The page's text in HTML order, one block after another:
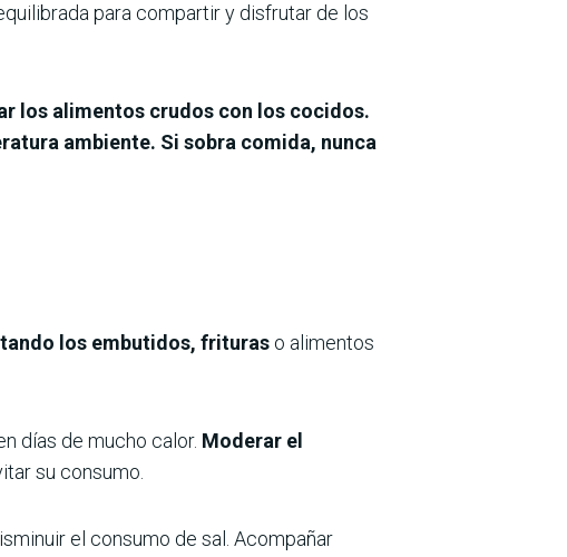
para compartir y disfrutar de los
los alimentos crudos con los cocidos.
ambiente. Si sobra comida, nunca
los embutidos, frituras o alimentos
días de mucho calor. Moderar el
su consumo.
el consumo de sal. Acompañar